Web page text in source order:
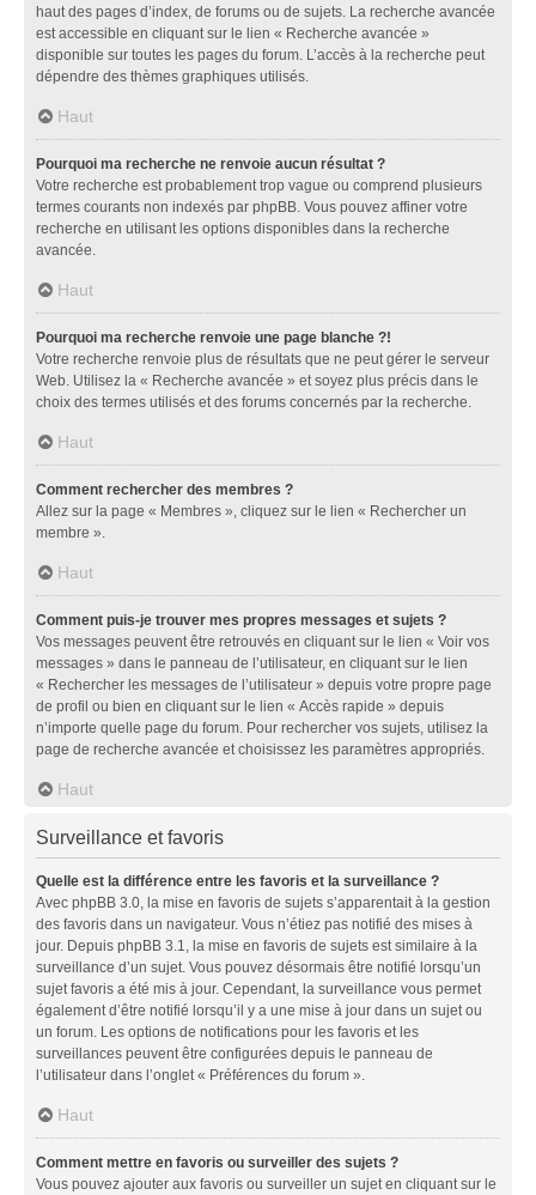
haut des pages d’index, de forums ou de sujets. La recherche avancée
est accessible en cliquant sur le lien « Recherche avancée »
disponible sur toutes les pages du forum. L’accès à la recherche peut
dépendre des thèmes graphiques utilisés.
Haut
Pourquoi ma recherche ne renvoie aucun résultat ?
Votre recherche est probablement trop vague ou comprend plusieurs
termes courants non indexés par phpBB. Vous pouvez affiner votre
recherche en utilisant les options disponibles dans la recherche
avancée.
Haut
Pourquoi ma recherche renvoie une page blanche ?!
Votre recherche renvoie plus de résultats que ne peut gérer le serveur
Web. Utilisez la « Recherche avancée » et soyez plus précis dans le
choix des termes utilisés et des forums concernés par la recherche.
Haut
Comment rechercher des membres ?
Allez sur la page « Membres », cliquez sur le lien « Rechercher un
membre ».
Haut
Comment puis-je trouver mes propres messages et sujets ?
Vos messages peuvent être retrouvés en cliquant sur le lien « Voir vos
messages » dans le panneau de l’utilisateur, en cliquant sur le lien
« Rechercher les messages de l’utilisateur » depuis votre propre page
de profil ou bien en cliquant sur le lien « Accès rapide » depuis
n’importe quelle page du forum. Pour rechercher vos sujets, utilisez la
page de recherche avancée et choisissez les paramètres appropriés.
Haut
Surveillance et favoris
Quelle est la différence entre les favoris et la surveillance ?
Avec phpBB 3.0, la mise en favoris de sujets s’apparentait à la gestion
des favoris dans un navigateur. Vous n’étiez pas notifié des mises à
jour. Depuis phpBB 3.1, la mise en favoris de sujets est similaire à la
surveillance d’un sujet. Vous pouvez désormais être notifié lorsqu’un
sujet favoris a été mis à jour. Cependant, la surveillance vous permet
également d’être notifié lorsqu’il y a une mise à jour dans un sujet ou
un forum. Les options de notifications pour les favoris et les
surveillances peuvent être configurées depuis le panneau de
l’utilisateur dans l’onglet « Préférences du forum ».
Haut
Comment mettre en favoris ou surveiller des sujets ?
Vous pouvez ajouter aux favoris ou surveiller un sujet en cliquant sur le